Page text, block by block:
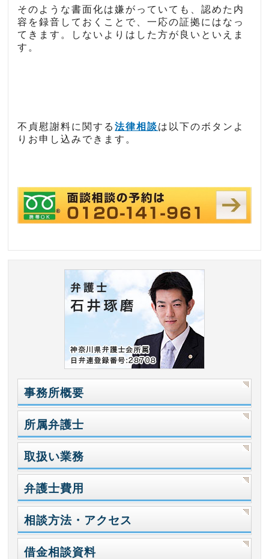
そのような書面化は嫌がっていても、認めた内
容を録音しておくことで、一応の証拠にはなっ
てきます。しないよりはした方が良いといえま
す。
不貞慰謝料に関する法律相談は以下のボタンよ
りお申し込みできます。
事務所概要
所属弁護士
取扱い業務
弁護士費用
相談方法・アクセス
借金相談資料